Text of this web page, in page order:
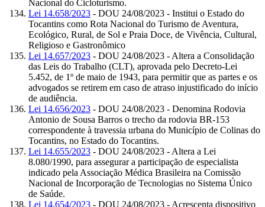
Nacional do Cicloturismo.
Lei 14.658/2023 - DOU 24/08/2023 - Institui o Estado do
Tocantins como Rota Nacional do Turismo de Aventura,
Ecológico, Rural, de Sol e Praia Doce, de Vivência, Cultural,
Religioso e Gastronômico
Lei 14.657/2023 - DOU 24/08/2023 - Altera a Consolidação
das Leis do Trabalho (CLT), aprovada pelo Decreto-Lei
5.452, de 1º de maio de 1943, para permitir que as partes e os
advogados se retirem em caso de atraso injustificado do início
de audiência.
Lei 14.656/2023 - DOU 24/08/2023 - Denomina Rodovia
Antonio de Sousa Barros o trecho da rodovia BR-153
correspondente à travessia urbana do Município de Colinas do
Tocantins, no Estado do Tocantins.
Lei 14.655/2023 - DOU 24/08/2023 - Altera a Lei
8.080/1990, para assegurar a participação de especialista
indicado pela Associação Médica Brasileira na Comissão
Nacional de Incorporação de Tecnologias no Sistema Único
de Saúde.
Lei 14.654/2023 - DOU 24/08/2023 - Acrescenta dispositivo